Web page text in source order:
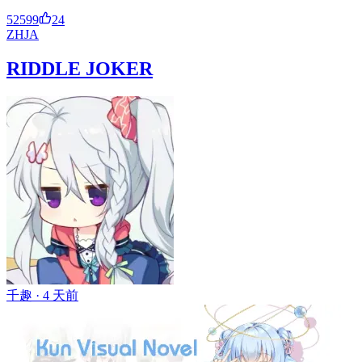
52599
24
ZHJA
RIDDLE JOKER
千趣 · 4 天前